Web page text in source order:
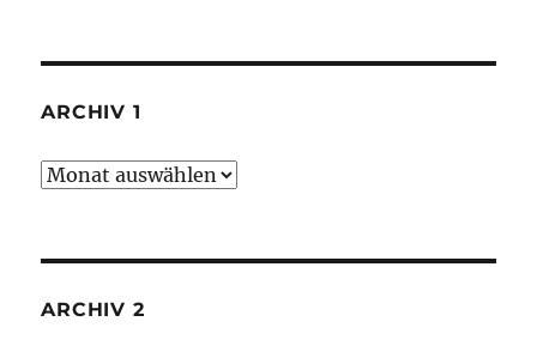
ARCHIV 1
Archiv
ARCHIV 2